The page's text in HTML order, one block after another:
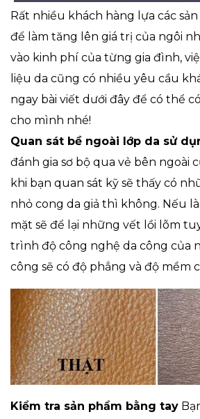
Rất nhiều khách hàng lựa các
để làm tăng lên giá trị của ngôi
vào kinh phí của từng gia đình,
liệu da cũng có nhiều yêu cầu
ngay bài viết dưới đây để có thể
cho mình nhé!
Quan sát bề ngoài lớp da sử
đánh gia sơ bộ qua vẻ bên ngoài
khi bạn quan sát kỹ sẽ thấy có
nhỏ cong da giả thì không. Nếu
mặt sẽ để lại những vết lồi lõm
trình độ công nghệ da công của
công sẽ có độ phẳng và độ mềm
Kiểm tra sản phẩm bằng tay